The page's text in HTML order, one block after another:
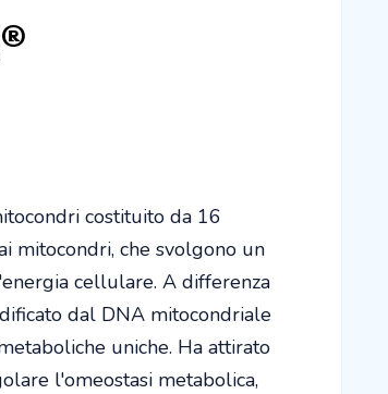
costituito da 16
mitocondri, che svolgono un
cellulare. A differenza
dal DNA mitocondriale
uniche. Ha attirato
l'omeostasi metabolica,